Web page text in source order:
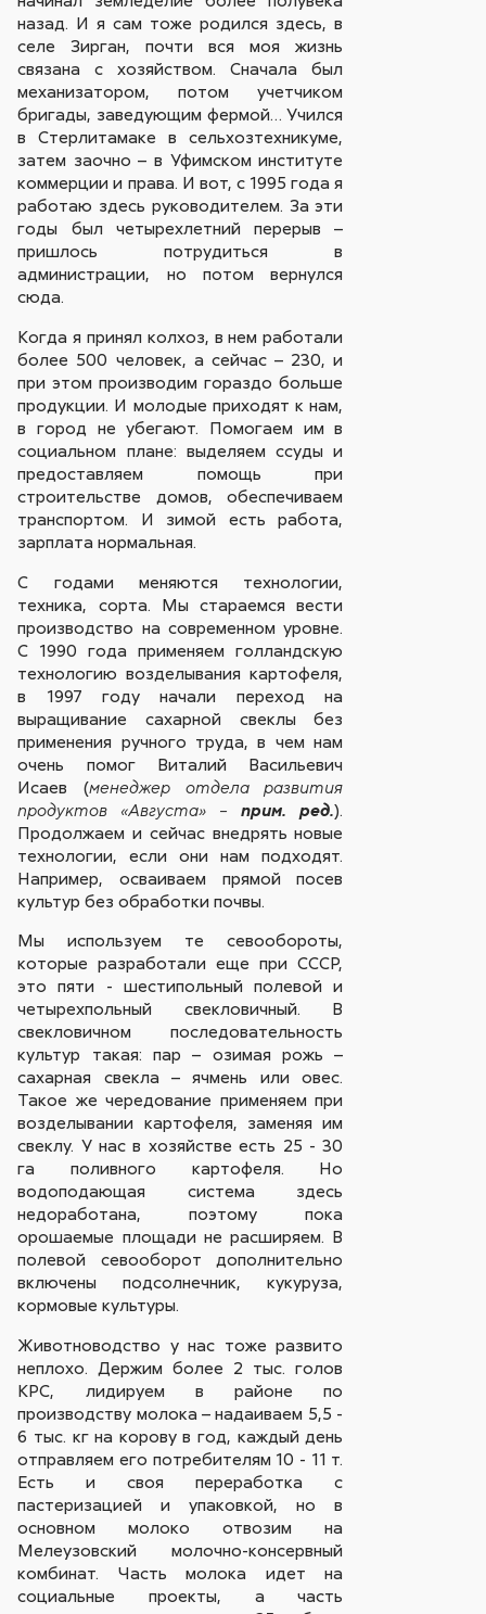
назад. И я сам тоже родился здесь, в
селе Зирган, почти вся моя жизнь
связана с хозяйством. Сначала был
механизатором, потом учетчиком
бригады, заведующим фермой… Учился
в Стерлитамаке в сельхозтехникуме,
затем заочно – в Уфимском институте
коммерции и права. И вот, с 1995 года я
работаю здесь руководителем. За эти
годы был четырехлетний перерыв –
пришлось потрудиться в
администрации, но потом вернулся
сюда.
Когда я принял колхоз, в нем работали
более 500 человек, а сейчас – 230, и
при этом производим гораздо больше
продукции. И молодые приходят к нам,
в город не убегают. Помогаем им в
социальном плане: выделяем ссуды и
предоставляем помощь при
строительстве домов, обеспечиваем
транспортом. И зимой есть работа,
зарплата нормальная.
С годами меняются технологии,
техника, сорта. Мы стараемся вести
производство на современном уровне.
С 1990 года применяем голландскую
технологию возделывания картофеля,
в 1997 году начали переход на
выращивание сахарной свеклы без
применения ручного труда, в чем нам
очень помог Виталий Васильевич
Исаев (менеджер отдела развития
продуктов «Августа» –
прим. ред.).
Продолжаем и сейчас внедрять новые
технологии, если они нам подходят.
Например, осваиваем прямой посев
культур без обработки почвы.
Мы используем те севообороты,
которые разработали еще при СССР,
это пяти - шестипольный полевой и
четырехпольный свекловичный. В
свекловичном последовательность
культур такая: пар – озимая рожь –
сахарная свекла – ячмень или овес.
Такое же чередование применяем при
возделывании картофеля, заменяя им
свеклу. У нас в хозяйстве есть 25 - 30
га поливного картофеля. Но
водоподающая система здесь
недоработана, поэтому пока
орошаемые площади не расширяем. В
полевой севооборот дополнительно
включены подсолнечник, кукуруза,
кормовые культуры.
Животноводство у нас тоже развито
неплохо. Держим более 2 тыс. голов
КРС, лидируем в районе по
производству молока – надаиваем 5,5 -
6 тыс. кг на корову в год, каждый день
отправляем его потребителям 10 - 11 т.
Есть и своя переработка с
пастеризацией и упаковкой, но в
основном молоко отвозим на
Мелеузовский молочно-консервный
комбинат. Часть молока идет на
социальные проекты, а часть